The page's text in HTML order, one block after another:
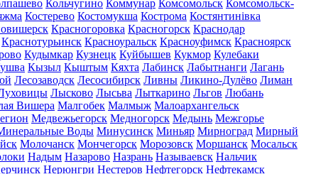
Кольчугино Коммунар Комсомольск Комсомольск-
Костерево Костомукша Кострома Костянтинівка
Красногоровка Красногорск Краснодар
Краснотурьинск Красноуральск Красноуфимск Красноярск
Кудымкар Кузнецк Куйбышев Кукмор Кулебаки
Кызыл Кыштым Кяхта Лабинск Лабытнанги Лагань
Лесозаводск Лесосибирск Ливны Ликино-Дулёво Лиман
Лысково Лысьва Лыткарино Льгов Любань
Вишера Малгобек Малмыж Малоархангельск
Медвежьегорск Медногорск Медынь Межгорье
Воды Минусинск Миньяр Мирноград Мирный
Молочанск Мончегорск Морозовск Моршанск Мосальск
Надым Назарово Назрань Называевск Нальчик
Нерюнгри Нестеров Нефтегорск Нефтекамск